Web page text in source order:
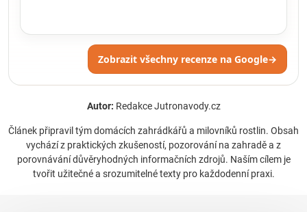
Zobrazit všechny recenze na Google→
Autor: Redakce Jutronavody.cz
Článek připravil tým domácích zahrádkářů a milovníků rostlin. Obsah
vychází z praktických zkušeností, pozorování na zahradě a z
porovnávání důvěryhodných informačních zdrojů. Naším cílem je
tvořit užitečné a srozumitelné texty pro každodenní praxi.